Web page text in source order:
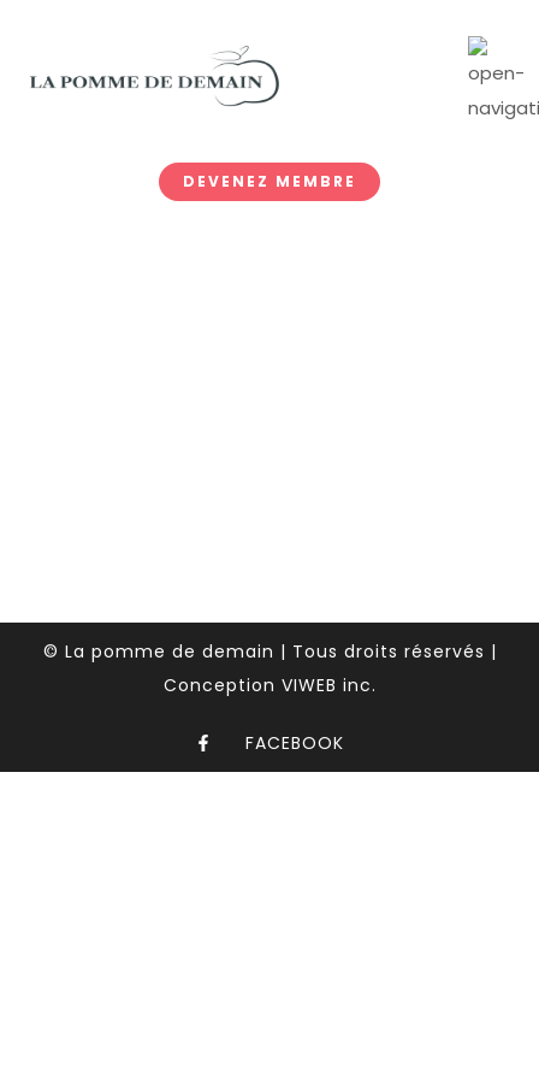
DEVENEZ MEMBRE
© La pomme de demain | Tous droits réservés |
Conception VIWEB inc.
FACEBOOK